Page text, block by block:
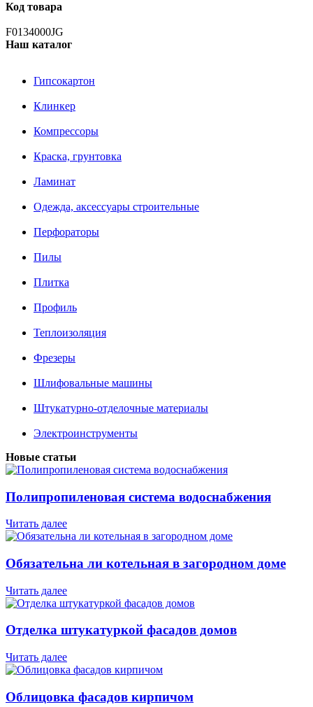
Код товара
F0134000JG
Наш каталог
Гипсокартон
Клинкер
Компрессоры
Краска, грунтовка
Ламинат
Одежда, аксессуары строительные
Перфораторы
Пилы
Плитка
Профиль
Теплоизоляция
Фрезеры
Шлифовальные машины
Штукатурно-отделочные материалы
Электроинструменты
Новые статьи
Полипропиленовая система водоснабжения
Читать далее
Обязательна ли котельная в загородном доме
Читать далее
Отделка штукатуркой фасадов домов
Читать далее
Облицовка фасадов кирпичом